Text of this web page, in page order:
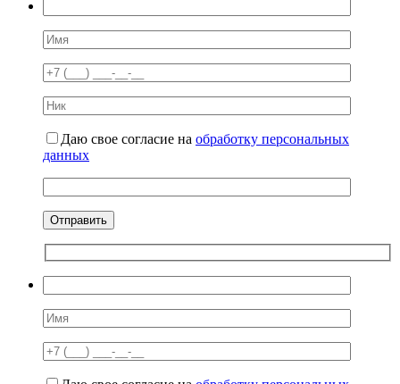
Даю свое согласие на обработку персональных
данных